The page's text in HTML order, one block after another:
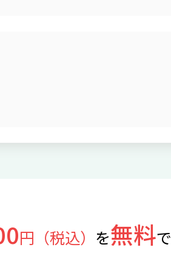
円（税込） を無料で